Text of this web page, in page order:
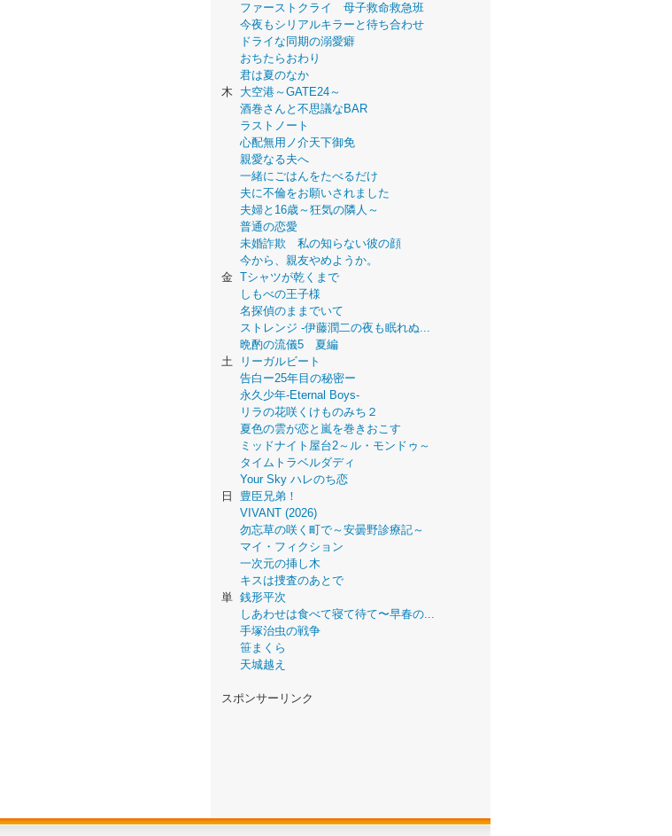
ファーストクライ 母子救命救急班
今夜もシリアルキラーと待ち合わせ
ドライな同期の溺愛癖
おちたらおわり
君は夏のなか
木
大空港～GATE24～
酒巻さんと不思議なBAR
ラストノート
心配無用ノ介天下御免
親愛なる夫へ
一緒にごはんをたべるだけ
夫に不倫をお願いされました
夫婦と16歳～狂気の隣人～
普通の恋愛
未婚詐欺 私の知らない彼の顔
今から、親友やめようか。
金 Tシャツが乾くまで
しもべの王子様
名探偵のままでいて
ストレンジ -伊藤潤二の夜も眠れぬ...
晩酌の流儀5 夏編
土
リーガルビート
告白ー25年目の秘密ー
永久少年-Eternal Boys-
リラの花咲くけものみち２
夏色の雲が恋と嵐を巻きおこす
ミッドナイト屋台2～ル・モンドゥ～
タイムトラベルダディ
Your Sky ハレのち恋
日
豊臣兄弟！
VIVANT (2026)
勿忘草の咲く町で～安曇野診療記～
マイ・フィクション
一次元の挿し木
キスは捜査のあとで
単 銭形平次
しあわせは食べて寝て待て〜早春の...
手塚治虫の戦争
笹まくら
天城越え
スポンサーリンク